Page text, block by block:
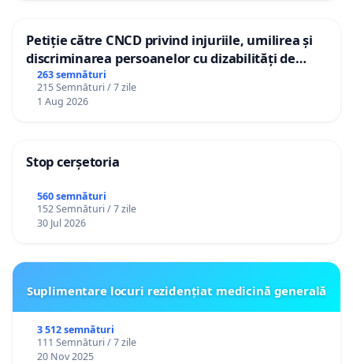
Petiție către CNCD privind injuriile, umilirea și
discriminarea persoanelor cu dizabilități de
către utilizatorul TikTok „Gorici”
263 semnături
215 Semnături / 7 zile
1 Aug 2026
Stop cerșetoria
560 semnături
152 Semnături / 7 zile
30 Jul 2026
Suplimentare locuri rezidențiat medicină generală
3 512 semnături
111 Semnături / 7 zile
20 Nov 2025